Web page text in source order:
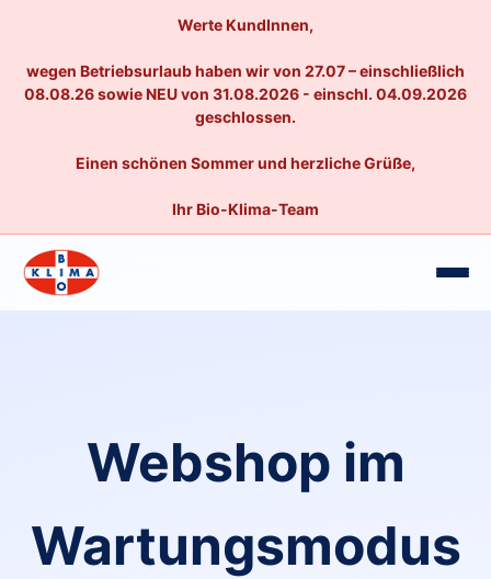
Werte KundInnen,
wegen Betriebsurlaub haben wir von 27.07 – einschließlich
08.08.26 sowie NEU von 31.08.2026 - einschl. 04.09.2026
geschlossen.
Einen schönen Sommer und herzliche Grüße,
Ihr Bio-Klima-Team
Webshop im
Wartungsmodus